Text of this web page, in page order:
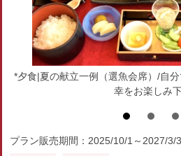
*夕食|夏の献立一例（選魚会席）/自
幸をお楽しみ
プラン販売期間：2025/10/1～2027/3/